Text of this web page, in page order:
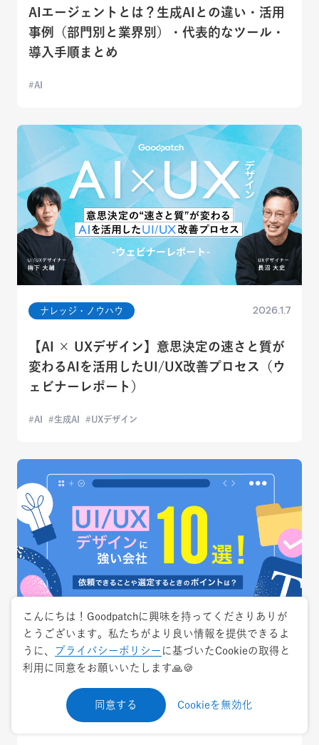
AIエージェントとは？生成AIとの違い・活用
事例（部門別と業界別）・代表的なツール・
導入手順まとめ
AI
ナレッジ・ノウハウ 2026.1.7
【AI × UXデザイン】意思決定の速さと質が
変わるAIを活用したUI/UX改善プロセス（ウ
ェビナーレポート）
AI 生成AI UXデザイン
特集 2025.1.24
め10選！依頼できる内容・選び方（5ステッ
プ）・成功事例まとめ!
こんにちは！Goodpatchに興味を持ってくださりありが
とうございます。私たちがより良い情報を提供できるよ
うに、
プライバシーポリシー に基づいたCookieの取得と
利用に同意をお願いいたします🙏🍪
同意する Cookieを無効化